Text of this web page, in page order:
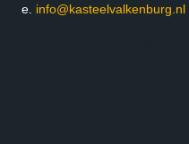
e. info@kasteelvalkenburg.nl